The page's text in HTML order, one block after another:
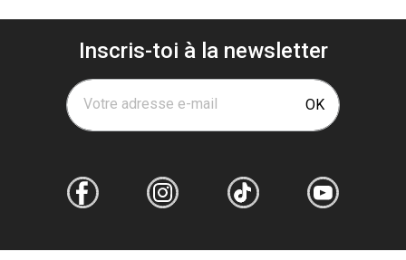
Inscris-toi à la newsletter
Votre adresse e-mail OK